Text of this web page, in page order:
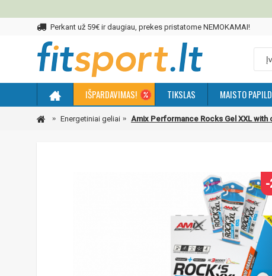
Perkant už 59€ ir daugiau, prekes pristatome NEMOKAMAI!
IŠPARDAVIMAS! TIKSLAS MAISTO
Energetiniai geliai Amix Performance Rocks Gel XXL with